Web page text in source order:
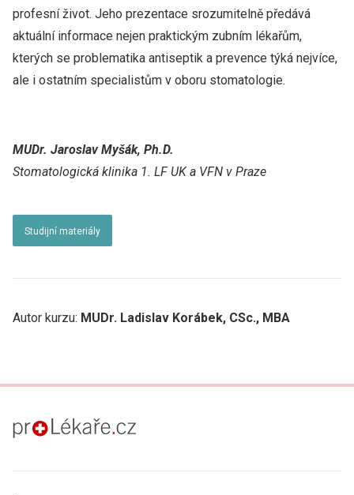
profesní život. Jeho prezentace srozumitelně předává
aktuální informace nejen praktickým zubním lékařům,
kterých se problematika antiseptik a prevence týká nejvíce,
ale i ostatním specialistům v oboru stomatologie.
MUDr. Jaroslav Myšák, Ph.D.
Stomatologická klinika 1. LF UK a VFN v Praze
Studijní materiály
Autor kurzu: MUDr. Ladislav Korábek, CSc., MBA
proLékaře.cz